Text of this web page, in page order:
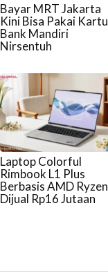
Bayar MRT Jakarta
Kini Bisa Pakai Kartu
Bank Mandiri
Nirsentuh
Laptop Colorful
Rimbook L1 Plus
Berbasis AMD Ryzen
Dijual Rp16 Jutaan